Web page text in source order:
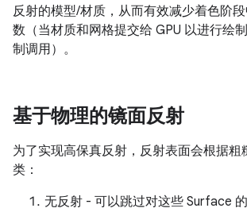
反射的模型/材质，从而有效减少着色阶
数（当材质和网格提交给 GPU 以进行绘
制调用）。
基于物理的镜面反射
为了实现高保真反射，反射表面会根据粗
类：
无反射 - 可以跳过对这些 Surface